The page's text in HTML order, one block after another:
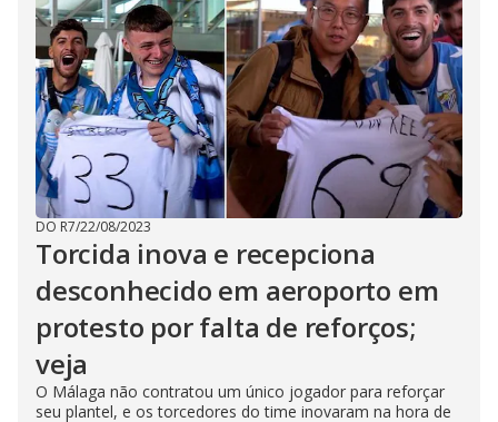
DO R7/22/08/2023
Torcida inova e recepciona
desconhecido em aeroporto em
protesto por falta de reforços;
veja
O Málaga não contratou um único jogador para reforçar
seu plantel, e os torcedores do time inovaram na hora de